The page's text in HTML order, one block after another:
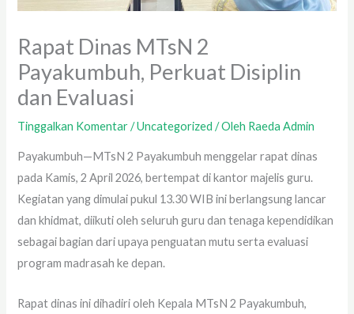
Rapat Dinas MTsN 2
Payakumbuh, Perkuat Disiplin
dan Evaluasi
Tinggalkan Komentar /Uncategorized / Oleh Raeda Admin
Payakumbuh—MTsN 2 Payakumbuh menggelar rapat dinas
pada Kamis, 2 April 2026, bertempat di kantor majelis guru.
Kegiatan yang dimulai pukul 13.30 WIB ini berlangsung lancar
dan khidmat, diikuti oleh seluruh guru dan tenaga kependidikan
sebagai bagian dari upaya penguatan mutu serta evaluasi
program madrasah ke depan.
Rapat dinas ini dihadiri oleh Kepala MTsN 2 Payakumbuh,